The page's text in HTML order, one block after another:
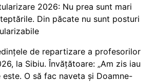
2026: Nu prea sunt mari
Din păcate nu sunt posturi
de repartizare a profesorilor
la Sibiu. Învățătoare: „Am zis iau
este. O să fac naveta și Doamne-